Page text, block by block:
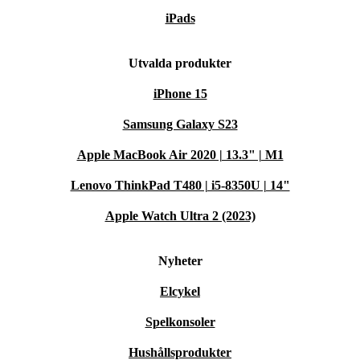
iPads
Utvalda produkter
iPhone 15
Samsung Galaxy S23
Apple MacBook Air 2020 | 13.3" | M1
Lenovo ThinkPad T480 | i5-8350U | 14"
Apple Watch Ultra 2 (2023)
Nyheter
Elcykel
Spelkonsoler
Hushållsprodukter